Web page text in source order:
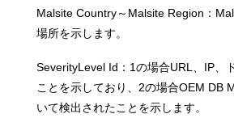
Malsite Country～Malsite Region：
場所を示します。
SeverityLevel Id：1の場合URL、IP、
ことを示しており、2の場合OEM DB
いて検出されたことを示します。